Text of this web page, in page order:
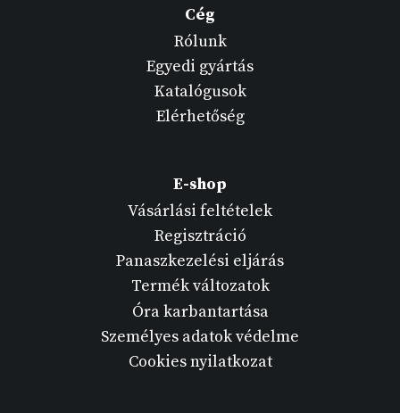
Cég
Rólunk
Egyedi gyártás
Katalógusok
Elérhetőség
E-shop
Vásárlási feltételek
Regisztráció
Panaszkezelési eljárás
Termék változatok
Óra karbantartása
Személyes adatok védelme
Cookies nyilatkozat